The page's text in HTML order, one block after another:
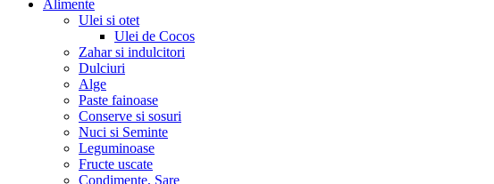
Alimente
Ulei si otet
Ulei de Cocos
Zahar si indulcitori
Dulciuri
Alge
Paste fainoase
Conserve si sosuri
Nuci si Seminte
Leguminoase
Fructe uscate
Condimente, Sare